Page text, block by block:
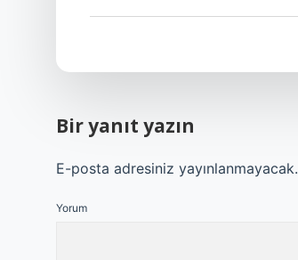
Bir yanıt yazın
E-posta adresiniz yayınlanmayacak.
Yorum